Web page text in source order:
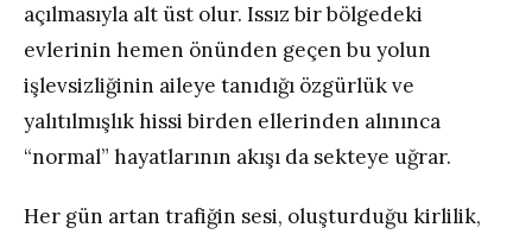
açılmasıyla alt üst olur. Issız bir bölgedeki
evlerinin hemen önünden geçen bu yolun
işlevsizliğinin aileye tanıdığı özgürlük ve
yalıtılmışlık hissi birden ellerinden alınınca
“normal” hayatlarının akışı da sekteye uğrar.
Her gün artan trafiğin sesi, oluşturduğu kirlilik,